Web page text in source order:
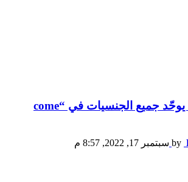
الشاب خالد يوحّد جميع الجنسيات في “come
by سبتمبر 17, 2022, 8:57 م